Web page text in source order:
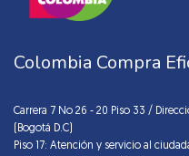
Colombia Compra
Carrera 7 No 26 - 20 Piso 33 /
(Bogotá D.C)
Piso 17: Atención y servicio al